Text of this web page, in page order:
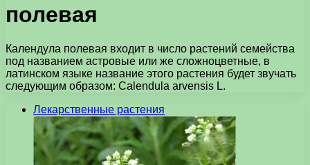
полевая
Календула полевая входит в число растений семейства
под названием астровые или же сложноцветные, в
латинском языке название этого растения будет звучать
следующим образом: Calendula arvensis L.
Лекарственные растения